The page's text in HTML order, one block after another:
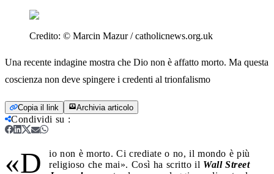
Credito: © Marcin Mazur / catholicnews.org.uk
Una recente indagine mostra che Dio non è affatto morto. Ma questa
coscienza non deve spingere i credenti al trionfalismo
Copia il link Archivia articolo
Condividi su :
«D
io non è morto. Ci crediate o no, il mondo è più
religioso che mai». Così ha scritto il Wall Street